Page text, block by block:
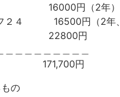
円（2年）
フ２４ 16500円（2年
22800円
171,700円
の